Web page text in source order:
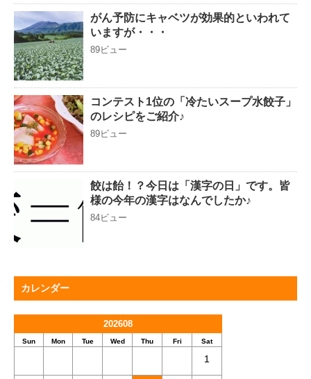
がん予防にキャベツが効果的といわれて
いますが・・・
89ビュー
コンテスト1位の「冷たいスープ水餃子」
のレシピをご紹介♪
89ビュー
餃は飴！？今日は「漢字の日」です。皆
様の今年の漢字はなんでしたか♪
84ビュー
カレンダー
202608
Sun Mon Tue Wed Thu Fri Sat
1